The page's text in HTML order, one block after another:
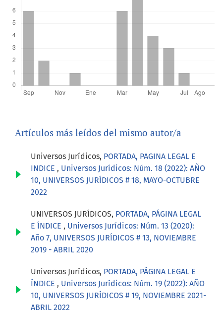
Artículos más leídos del mismo autor/a
Universos Jurídicos, PORTADA, PAGINA LEGAL E
INDICE , Universos Jurídicos: Núm. 18 (2022): AÑO
10, UNIVERSOS JURÍDICOS # 18, MAYO-OCTUBRE
2022
UNIVERSOS JURÍDICOS, PORTADA, PÁGINA LEGAL
E ÍNDICE , Universos Jurídicos: Núm. 13 (2020):
Año 7, UNIVERSOS JURÍDICOS # 13, NOVIEMBRE
2019 - ABRIL 2020
Universos Jurídicos, PORTADA, PÁGINA LEGAL E
ÍNDICE , Universos Jurídicos: Núm. 19 (2022): AÑO
10, UNIVERSOS JURÍDICOS # 19, NOVIEMBRE 2021-
ABRIL 2022